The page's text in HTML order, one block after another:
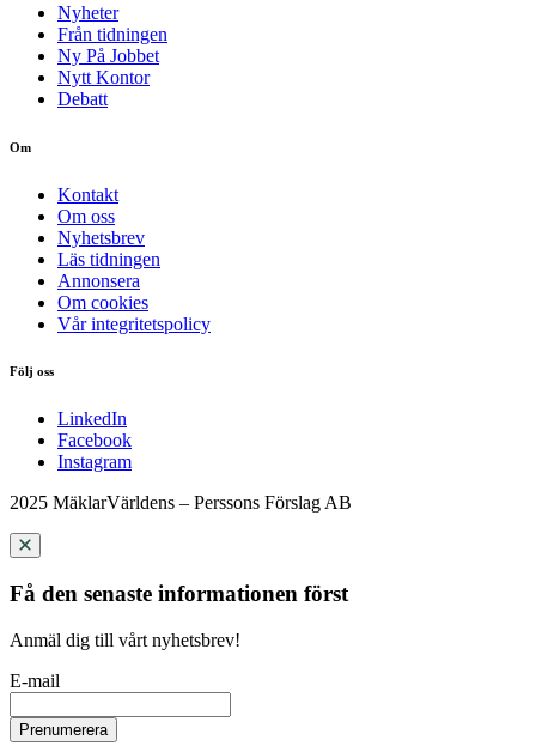
Nyheter
Från tidningen
Ny På Jobbet
Nytt Kontor
Debatt
Om
Kontakt
Om oss
Nyhetsbrev
Läs tidningen
Annonsera
Om cookies
Vår integritetspolicy
Följ oss
LinkedIn
Facebook
Instagram
2025 MäklarVärldens – Perssons Förslag AB
Få den senaste informationen först
Anmäl dig till vårt nyhetsbrev!
E-mail
Prenumerera